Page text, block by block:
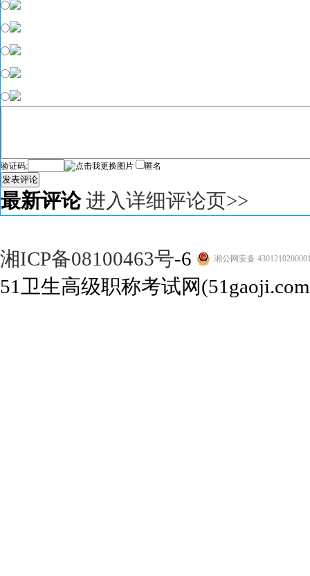
验证码: 匿名
发表评论
最新评论 进入详细评论页>>
湘ICP备08100463号-6 湘公网安备
51卫生高级职称考试网